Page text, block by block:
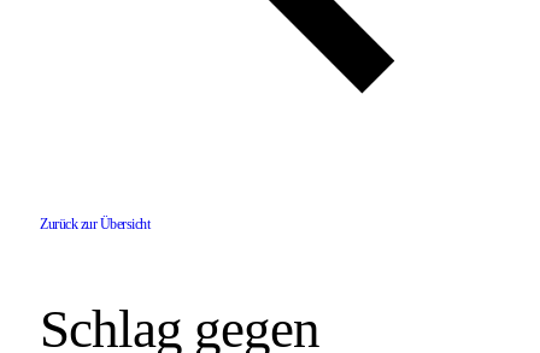
Zurück zur Übersicht
Schlag gegen